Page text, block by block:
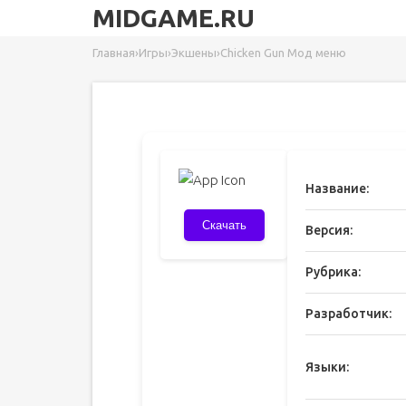
MIDGAME.RU
Главная›Игры›Экшены›Chicken Gun Мод меню
Скачать
Название:
Версия:
Рубрика:
Разработчик:
Языки: